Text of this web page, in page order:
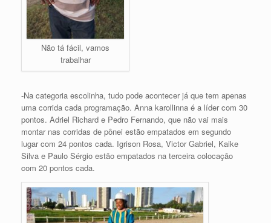
Não tá fácil, vamos
trabalhar
-Na categoria escolinha, tudo pode acontecer já que tem apenas
uma corrida cada programação. Anna karollinna é a líder com 30
pontos. Adriel Richard e Pedro Fernando, que não vai mais
montar nas corridas de pônei estão empatados em segundo
lugar com 24 pontos cada. Igrison Rosa, Victor Gabriel, Kaike
Silva e Paulo Sérgio estão empatados na terceira colocação
com 20 pontos cada.